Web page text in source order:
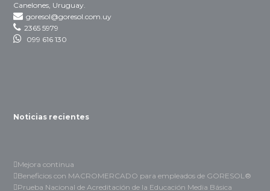
Canelones, Uruguay.
goresol@goresol.com.uy
2365 5979
099 616 130
Noticias recientes
Mejora continua
Beneficios con MACROMERCADO para empleados de GORESOL®
Prueba Nacional de Acreditación de la Educación Media Básica